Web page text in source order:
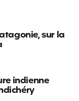
sur la
indienne